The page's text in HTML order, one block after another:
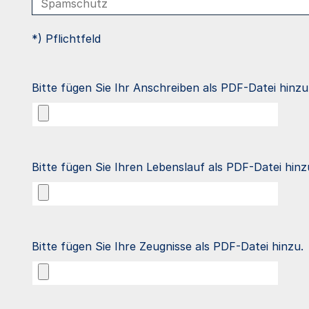
*) Pflichtfeld
Bitte fügen Sie Ihr Anschreiben als PDF-Datei
Bitte fügen Sie Ihren Lebenslauf als PDF-Datei
Bitte fügen Sie Ihre Zeugnisse als PDF-Datei hinzu.